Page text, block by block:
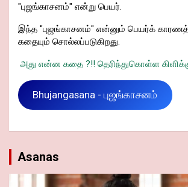
"புஜங்காசனம்" என்று பெயர்.
இந்த "புஜங்காசனம்" என்னும் பெயர்க்
கதையும் சொல்லப்படுகிறது.
அது என்ன கதை ?!! தெரிந்துகொள்ள
Bhujangasana - புஜங்காசனம்
Asanas